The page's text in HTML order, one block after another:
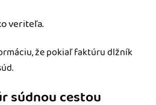
veriteľa.
že pokiaľ faktúru dlžník
súdnou cestou